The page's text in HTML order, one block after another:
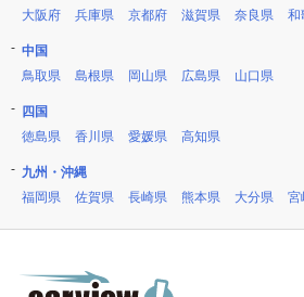
大阪府
兵庫県 京都府 滋賀県 奈良県 和
中国
鳥取県
島根県 岡山県 広島県 山口県
四国
徳島県
香川県 愛媛県 高知県
九州・沖縄
福岡県
佐賀県 長崎県 熊本県 大分県 宮